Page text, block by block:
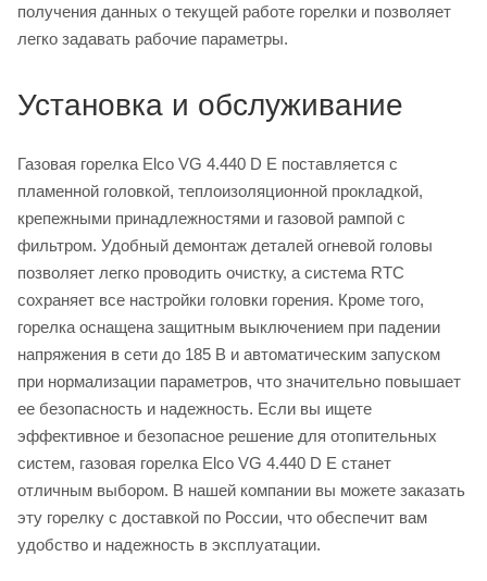
получения данных о текущей работе горелки и позволяет
легко задавать рабочие параметры.
Установка и обслуживание
Газовая горелка Elco VG 4.440 D E поставляется с
пламенной головкой, теплоизоляционной прокладкой,
крепежными принадлежностями и газовой рампой с
фильтром. Удобный демонтаж деталей огневой головы
позволяет легко проводить очистку, а система RTC
сохраняет все настройки головки горения. Кроме того,
горелка оснащена защитным выключением при падении
напряжения в сети до 185 В и автоматическим запуском
при нормализации параметров, что значительно повышает
ее безопасность и надежность. Если вы ищете
эффективное и безопасное решение для отопительных
систем, газовая горелка Elco VG 4.440 D E станет
отличным выбором. В нашей компании вы можете заказать
эту горелку с доставкой по России, что обеспечит вам
удобство и надежность в эксплуатации.